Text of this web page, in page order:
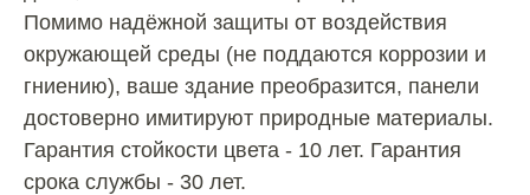
Помимо надёжной защиты от воздействия
окружающей среды (не поддаются коррозии и
гниению), ваше здание преобразится, панели
достоверно имитируют природные материалы.
Гарантия стойкости цвета - 10 лет. Гарантия
срока службы - 30 лет.